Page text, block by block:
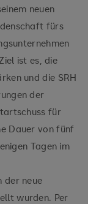
neuen
fürs
ist es, die
und die SRH
der
für
Dauer von fünf
Tagen im
der neue
wurden. Per